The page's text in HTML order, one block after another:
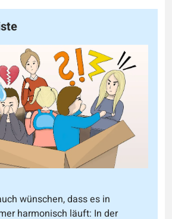
wünschen, dass es in
harmonisch läuft: In der